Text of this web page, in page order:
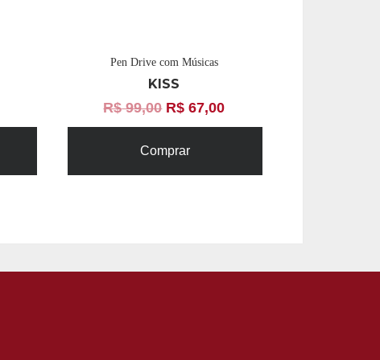
Pen Drive com Músicas
KISS
R$99,00 R$ 67,00
Comprar